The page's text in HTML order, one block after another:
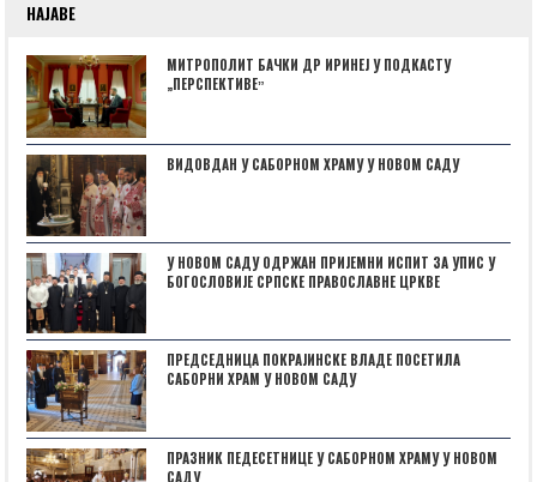
НАЈАВЕ
МИТРОПОЛИТ БАЧКИ ДР ИРИНЕЈ У ПОДКАСТУ
„ПЕРСПЕКТИВЕˮ
ВИДОВДАН У САБОРНОМ ХРАМУ У НОВОМ САДУ
У НОВОМ САДУ ОДРЖАН ПРИЈЕМНИ ИСПИТ ЗА УПИС У
БОГОСЛОВИЈЕ СРПСКЕ ПРАВОСЛАВНЕ ЦРКВЕ
ПРЕДСЕДНИЦА ПОКРАЈИНСКЕ ВЛАДЕ ПОСЕТИЛА
САБОРНИ ХРАМ У НОВОМ САДУ
ПРАЗНИК ПЕДЕСЕТНИЦЕ У САБОРНОМ ХРАМУ У НОВОМ
САДУ